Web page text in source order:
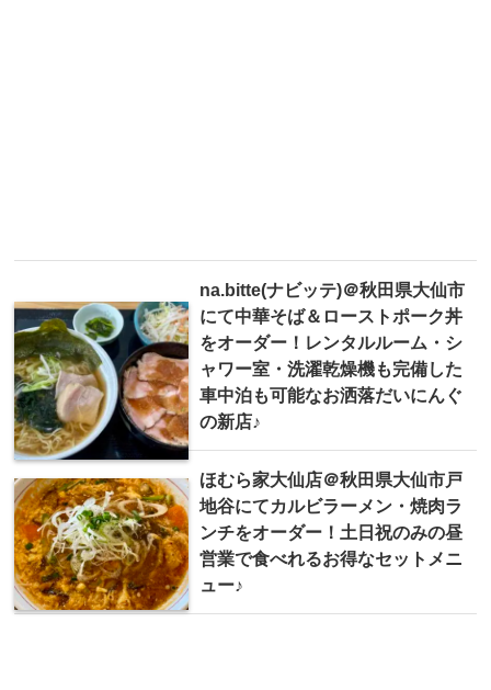
na.bitte(ナビッテ)＠秋田県大仙市
にて中華そば＆ローストポーク丼
をオーダー！レンタルルーム・シ
ャワー室・洗濯乾燥機も完備した
車中泊も可能なお洒落だいにんぐ
の新店♪
ほむら家大仙店＠秋田県大仙市戸
地谷にてカルビラーメン・焼肉ラ
ンチをオーダー！土日祝のみの昼
営業で食べれるお得なセットメニ
ュー♪